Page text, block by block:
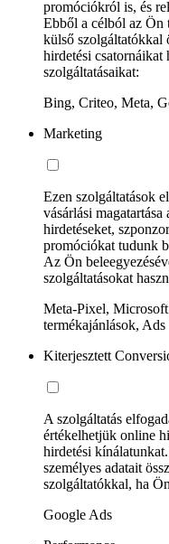
promóciókról is, és
Ebből a célból az Ön
külső szolgáltatókkal
hirdetési csatornáikat
szolgáltatásaikat:
Bing, Criteo, Meta,
Marketing
Ezen szolgáltatások
vásárlási
hirdetéseket,
promóciókat tudunk
Az Ön
szolgáltatásokat
Meta-Pixel,
termékajánlások,
Kiterjesztett
A szolgáltatás
értékelhetjük online
hirdetési
személyes adatait
szolgáltatókkal, ha
Google Ads